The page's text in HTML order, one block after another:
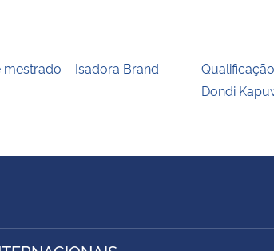
– Isadora Brand
Dondi